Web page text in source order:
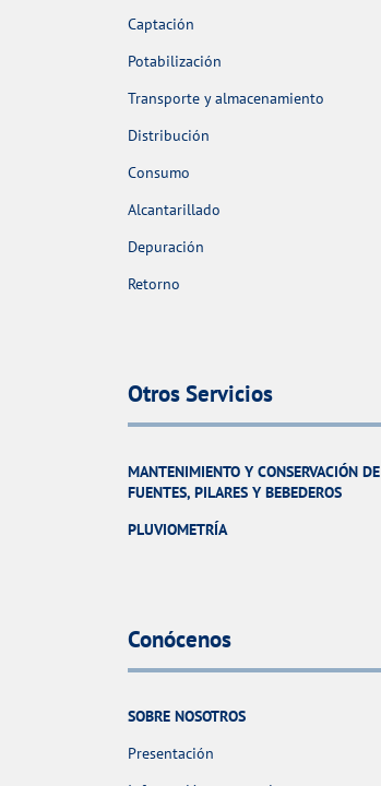
Captación
Potabilización
Transporte y almacenamiento
Distribución
Consumo
Alcantarillado
Depuración
Retorno
Otros Servicios
MANTENIMIENTO Y CONSERVACIÓN DE
FUENTES, PILARES Y BEBEDEROS
PLUVIOMETRÍA
Conócenos
SOBRE NOSOTROS
Presentación